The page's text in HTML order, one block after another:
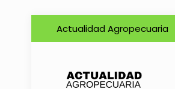
Actualidad Agropecuaria